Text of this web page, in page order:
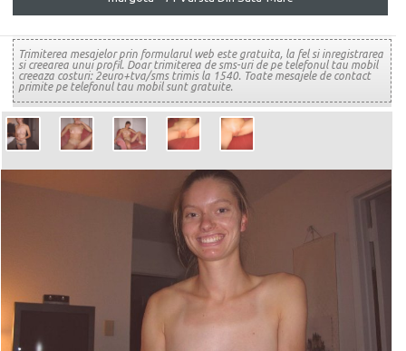
Trimiterea mesajelor prin formularul web este gratuita, la fel si inregistrarea
si creearea unui profil. Doar trimiterea de sms-uri de pe telefonul tau mobil
creeaza costuri: 2euro+tva/sms trimis la 1540. Toate mesajele de contact
primite pe telefonul tau mobil sunt gratuite.